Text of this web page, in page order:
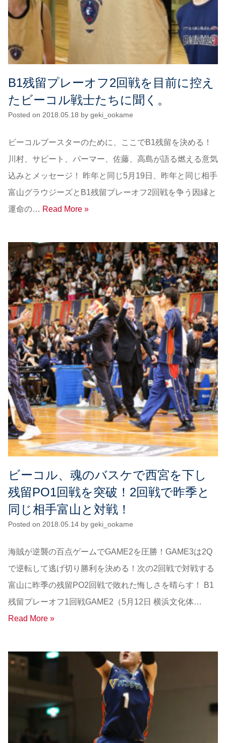
B1残留プレーオフ2回戦を目前に控え
たビーコル戦士たちに聞く。
Posted on 2018.05.18 by geki_ookame
ビーコルブースターのために、ここでB1残留を決める！
川村、サビート、パーマー、佐藤、高島が語る燃える意気
込みとメッセージ！ 昨年と同じ5月19日、昨年と同じ相手
富山グラウジーズとB1残留プレーオフ2回戦を争う因縁と
運命の… Read More »
ビーコル、魂のバスケで西宮を下し
残留PO1回戦を突破！2回戦で昨季と
同じ相手富山と対戦！
Posted on 2018.05.14by geki_ookame
海賊が逆襲の百点ゲームでGAME2を圧勝！GAME3は2Q
で逆転して逃げ切り勝利を決める！次の2回戦で対戦する
富山に昨季の残留PO2回戦で敗れた悔しさを晴らす！ B1
残留プレーオフ1回戦GAME2（5月12日 横浜文化体…
Read More »